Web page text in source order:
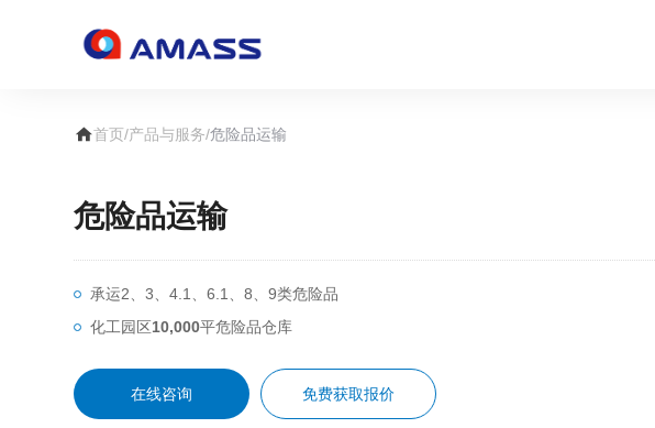
首页/产品与服务/危险品运输
危险品运输
承运2、3、4.1、6.1、8、9类危险品
化工园区10,000平危险品仓库
在线咨询 免费获取报价